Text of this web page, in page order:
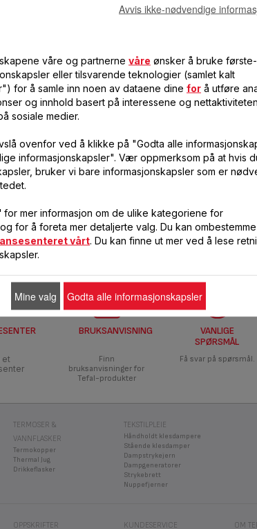
PANNER HÅNDTAK
STÅL
TRYKKOKER
et
BRUKSANVISNING
Finn
bruksanvisninger for
Tefal-produkter
VANLIGE
SPØRSMÅL
Få svar på spørsmål.
TERMOSER &
VANNFLASKER
Termokopper
Thermal Jug
Drikkeflasker
TEKSTILPLEIE
Håndholdt klesdampere
Stående klesdamper
Dampstrykejern
Dampgeneratorer
Strykebrett
Nuppefjerner
OPPSKRIFTER KUNDESERVICE OM
våre og partnerne våre ønsker å bruke
eller tilsvarende teknologier (samlet kalt
for å samle inn noen av dataene dine for å utføre
og innhold basert på interessene og
sosiale medier.
ovenfor ved å klikke på "Godta alle
informasjonskapsler". Vær oppmerksom på at hvis
bruker vi bare informasjonskapsler som er
for mer informasjon om de ulike kategoriene for
for å foreta mer detaljerte valg. Du kan
vårt . Du kan finne ut mer ved å lese
Avvis ikke-nødvendige
Mine valg Godta alle informasjonskapsler